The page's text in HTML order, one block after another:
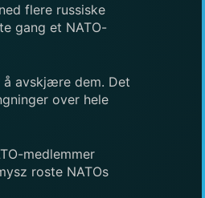
flere russiske
gang et NATO-
avskjære dem. Det
over hele
medlemmer
roste NATOs